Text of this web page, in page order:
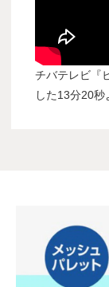
チバテレビ『
した13分20秒